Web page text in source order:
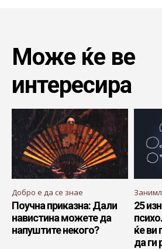
Може ќе ве
интересира
Добро е да се знае
Поучна приказна: Дали
навистина можете да
напуштите некого?
25
ќе ви
да ги